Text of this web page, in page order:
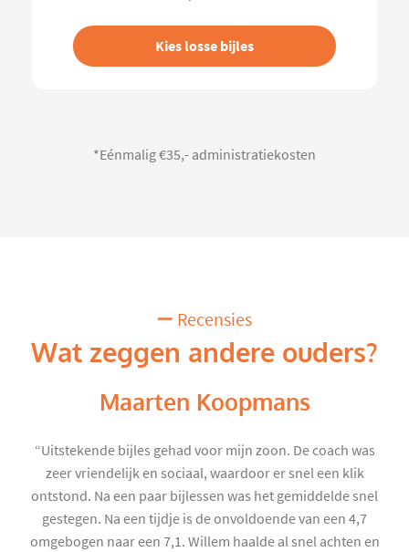
Kies losse bijles
*Eénmalig €35,- administratiekosten
Recensies
Wat zeggen andere ouders?
Maarten Koopmans
“Uitstekende bijles gehad voor mijn zoon. De coach was
zeer vriendelijk en sociaal, waardoor er snel een klik
ontstond. Na een paar bijlessen was het gemiddelde snel
gestegen. Na een tijdje is de onvoldoende van een 4,7
omgebogen naar een 7,1. Willem haalde al snel achten en